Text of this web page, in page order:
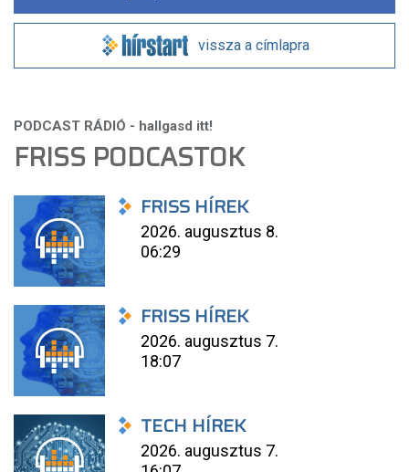
vissza a címlapra
FRISS PODCASTOK
FRISS HÍREK
2026. augusztus 8.
06:29
FRISS HÍREK
2026. augusztus 7.
18:07
TECH HÍREK
2026. augusztus 7.